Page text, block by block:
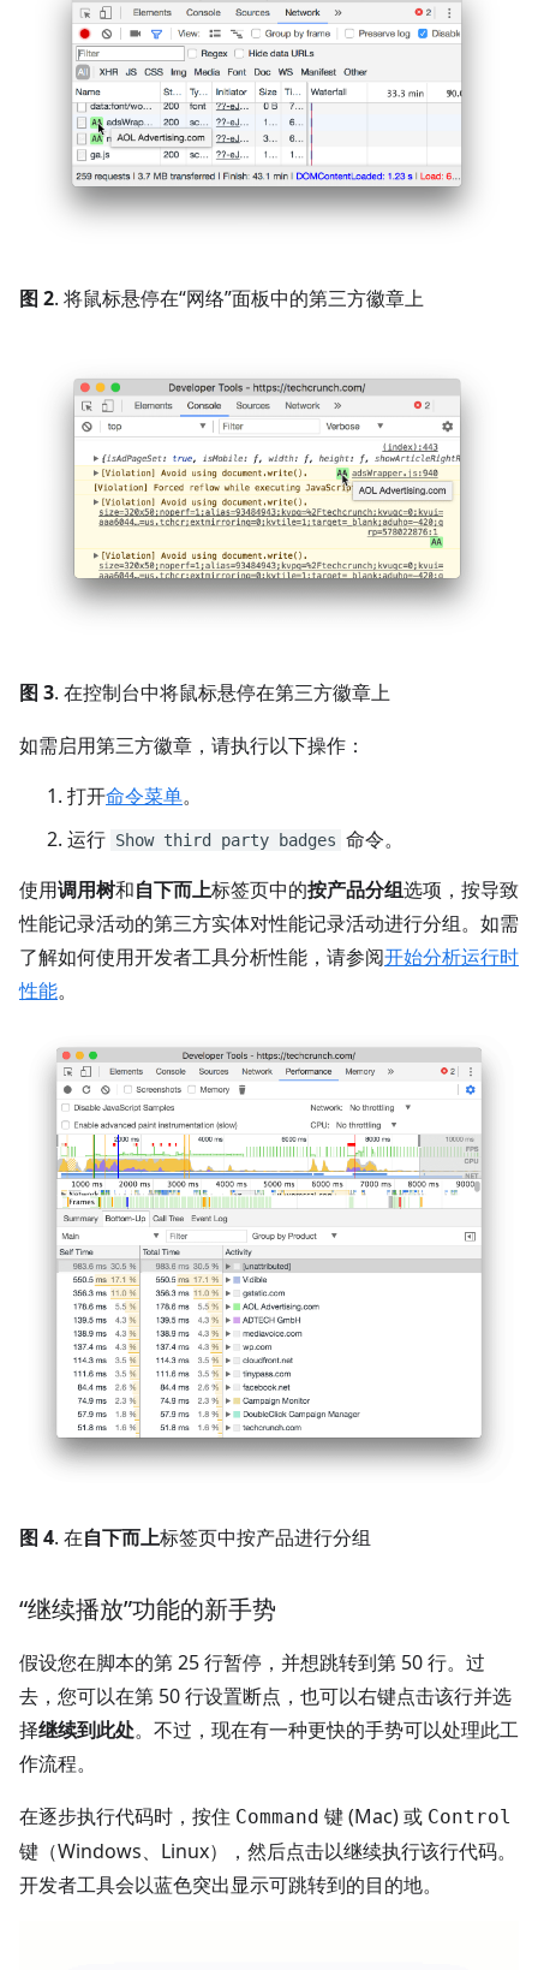
图 2. 将鼠标悬停在“网络”面板中的第三方徽章上
图 3. 在控制台中将鼠标悬停在第三方徽章上
如需启用第三方徽章，请执行以下操作：
打开命令菜单。
运行 Show third party badges 命令。
使用调用树和自下而上标签页中的按产品分组选项，按导致
性能记录活动的第三方实体对性能记录活动进行分组。如需
了解如何使用开发者工具分析性能，请参阅开始分析运行时
性能。
图 4. 在自下而上标签页中按产品进行分组
“继续播放”功能的新手势
假设您在脚本的第 25 行暂停，并想跳转到第 50 行。过
去，您可以在第 50 行设置断点，也可以右键点击该行并选
择继续到此处。不过，现在有一种更快的手势可以处理此工
作流程。
在逐步执行代码时，按住 Command 键 (Mac) 或 Control
键（Windows、Linux），然后点击以继续执行该行代码。
开发者工具会以蓝色突出显示可跳转到的目的地。